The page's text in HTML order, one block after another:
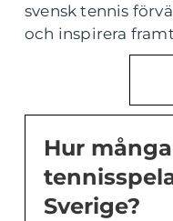
svensk tennis
och inspirera
Hur
Sverige?